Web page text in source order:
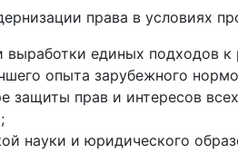
права в условиях
единых подходов
опыта зарубежного
прав и интересов
науки и юридического